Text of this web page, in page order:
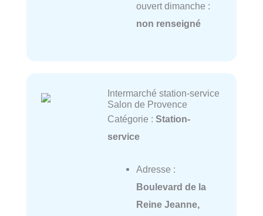
ouvert dimanche :
non renseigné
Intermarché station-service
Salon de Provence
Catégorie : Station-
service
Adresse :
Boulevard de la
Reine Jeanne,